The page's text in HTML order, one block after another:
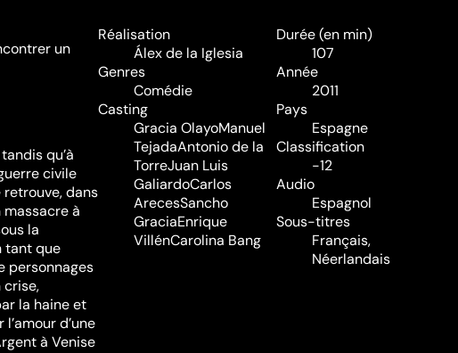
un
qu’à
civile
retrouve, dans
à
la
tant que
personnages
crise,
la haine et
d’une
à Venise
Réalisation
Álex de la Iglesia
Genres
Comédie
Casting
Gracia OlayoManuel
TejadaAntonio de la
TorreJuan Luis
GaliardoCarlos
ArecesSancho
GraciaEnrique
VillénCarolina Bang
Durée (en min)
107
Année
2011
Pays
Espagne
Classification
-12
Audio
Espagnol
Sous-titres
Français,
Néerlandais